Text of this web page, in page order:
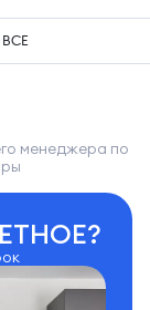
менеджера по